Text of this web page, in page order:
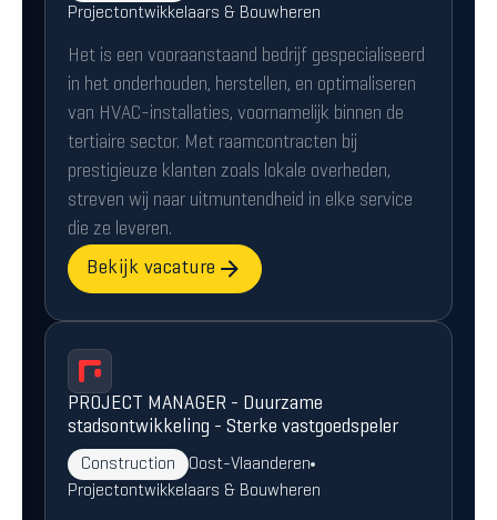
Projectontwikkelaars & Bouwheren
Het is een vooraanstaand bedrijf gespecialiseerd
in het onderhouden, herstellen, en optimaliseren
van HVAC-installaties, voornamelijk binnen de
tertiaire sector. Met raamcontracten bij
prestigieuze klanten zoals lokale overheden,
streven wij naar uitmuntendheid in elke service
die ze leveren.
Bekijk vacature
PROJECT MANAGER - Duurzame
stadsontwikkeling - Sterke vastgoedspeler
Construction
Oost-Vlaanderen
Projectontwikkelaars & Bouwheren